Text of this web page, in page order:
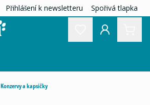
Přihlášení k newsletteru Spořivá tlapka
Konzervy a kapsičky